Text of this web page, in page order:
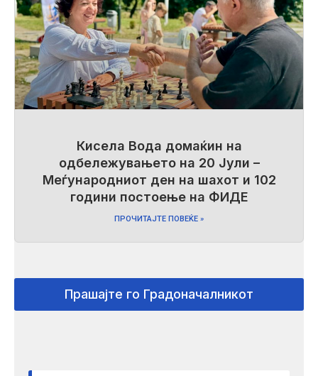
Кисела Вода домаќин на
одбележувањето на 20 Јули –
Меѓународниот ден на шахот и 102
години постоење на ФИДЕ
ПРОЧИТАЈТЕ ПОВЕЌЕ »
Прашајте го Градоначалникот